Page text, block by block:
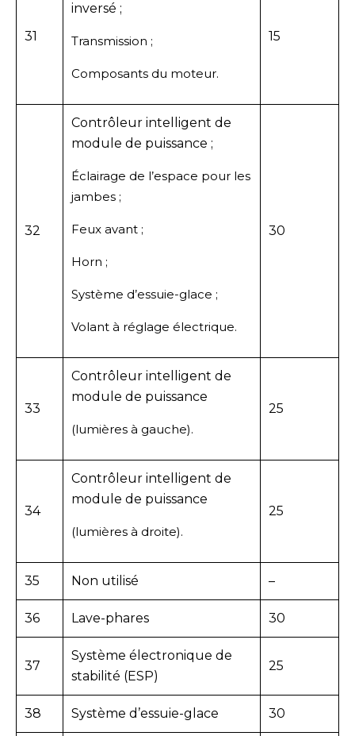
31
inversé ;
Transmission ;
Composants du moteur.
15
32
Contrôleur intelligent de
module de puissance ;
Éclairage de l’espace pour les
jambes ;
Feux avant ;
Horn ;
Système d’essuie-glace ;
Volant à réglage électrique.
30
33
Contrôleur intelligent de
module de puissance
(lumières à gauche).
25
34
Contrôleur intelligent de
module de puissance
(lumières à droite).
25
35 Non utilisé –
36 Lave-phares 30
37
Système électronique de
stabilité (ESP)
25
38 Système d’essuie-glace 30